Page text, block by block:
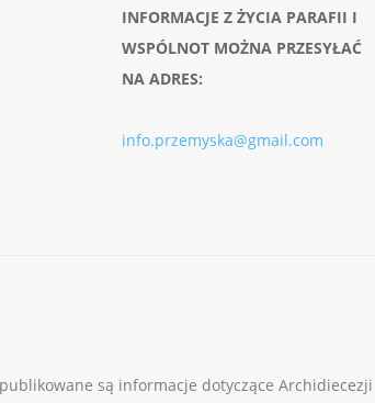
INFORMACJE Z ŻYCIA PARAFII I
WSPÓLNOT MOŻNA PRZESYŁAĆ
NA ADRES:
info.przemyska@gmail.com
są informacje dotyczące Archidiecezji